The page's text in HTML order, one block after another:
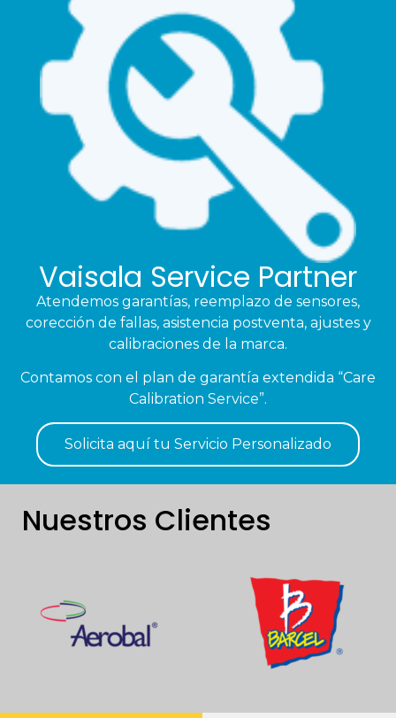
Vaisala Service Partner
Atendemos garantías, reemplazo de sensores,
corección de fallas, asistencia postventa, ajustes y
calibraciones de la marca.
Contamos con el plan de garantía extendida “Care
Calibration Service”.
Solicita aquí tu Servicio Personalizado
Nuestros Clientes